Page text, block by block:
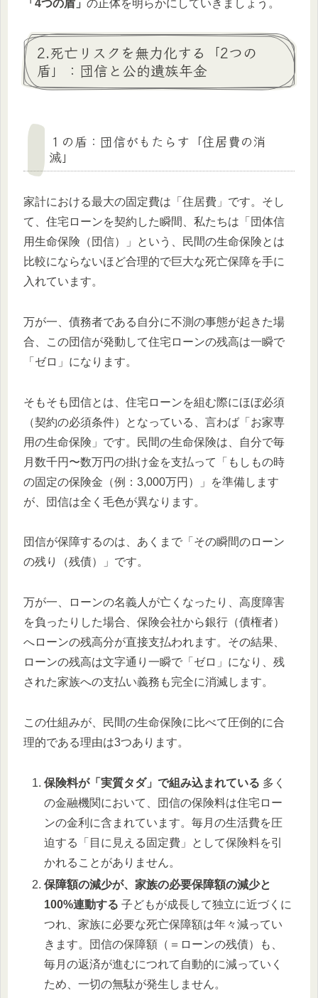
「4つの盾」 の正体を明らかにしていきましょう。
2.死亡リスクを無力化する「2つの
盾」：団信と公的遺族年金
１の盾：団信がもたらす「住居費の消
滅」
家計における最大の固定費は「住居費」です。そし
て、住宅ローンを契約した瞬間、私たちは「団体信
用生命保険（団信）」という、民間の生命保険とは
比較にならないほど合理的で巨大な死亡保障を手に
入れています。
万が一、債務者である自分に不測の事態が起きた場
合、この団信が発動して住宅ローンの残高は一瞬で
「ゼロ」になります。
そもそも団信とは、住宅ローンを組む際にほぼ必須
（契約の必須条件）となっている、言わば「お家専
用の生命保険」です。民間の生命保険は、自分で毎
月数千円〜数万円の掛け金を支払って「もしもの時
の固定の保険金（例：3,000万円）」を準備します
が、団信は全く毛色が異なります。
団信が保障するのは、あくまで「その瞬間のローン
の残り（残債）」です。
万が一、ローンの名義人が亡くなったり、高度障害
を負ったりした場合、保険会社から銀行（債権者）
へローンの残高分が直接支払われます。その結果、
ローンの残高は文字通り一瞬で「ゼロ」になり、残
された家族への支払い義務も完全に消滅します。
この仕組みが、民間の生命保険に比べて圧倒的に合
理的である理由は3つあります。
保険料が「実質タダ」で組み込まれている 多く
の金融機関において、団信の保険料は住宅ロー
ンの金利に含まれています。毎月の生活費を圧
迫する「目に見える固定費」として保険料を引
かれることがありません。
保障額の減少が、家族の必要保障額の減少と
100%連動する 子どもが成長して独立に近づくに
つれ、家族に必要な死亡保障額は年々減ってい
きます。団信の保障額（＝ローンの残債）も、
毎月の返済が進むにつれて自動的に減っていく
ため、一切の無駄が発生しません。